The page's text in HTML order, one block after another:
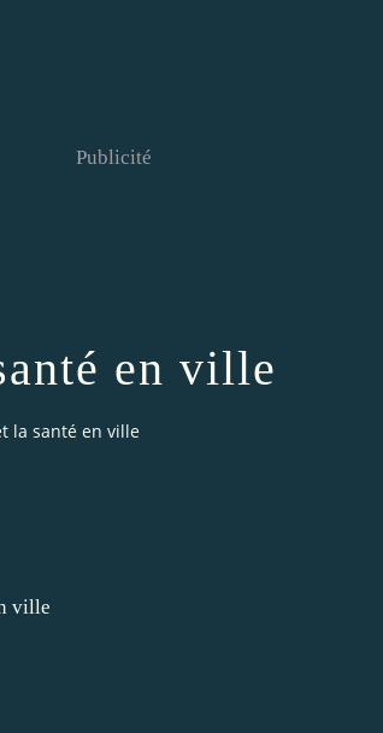
Publicité
en ville
la santé en ville